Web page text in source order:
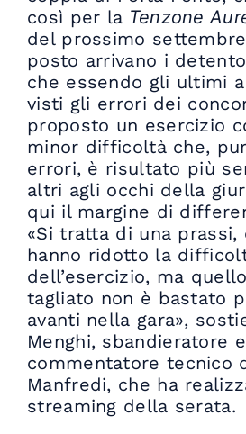
così per la Tenzone
del prossimo
posto arrivano i
che essendo gli ultimi
visti gli errori dei
proposto un esercizio
minor difficoltà che,
errori, è risultato più
altri agli occhi della
qui il margine di
«Si tratta di una prassi,
hanno ridotto la
dell’esercizio, ma
tagliato non è bastato
avanti nella gara»,
Menghi, sbandieratore e
commentatore tecnico
Manfredi, che ha
streaming della serata.